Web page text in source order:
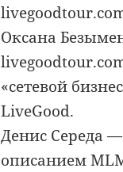
Оксана
«сетевой
LiveGood.
Денис Середа
описанием